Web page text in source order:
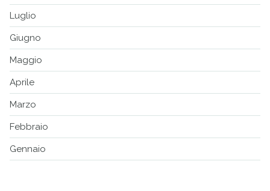
Luglio
Giugno
Maggio
Aprile
Marzo
Febbraio
Gennaio